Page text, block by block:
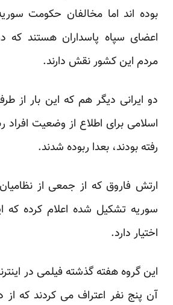
بوده اند اما مخالفان حکومت
اعضای سپاه پاسداران هستند که
مردم این کشور نقش دارند.
دو ایرانی دیگر هم که این بار
اسلامی برای اطلاع از وضعیت
رفته بودند، بعدا ربوده شدند.
ارتش فاروق که از جمعی از
سوریه تشکیل شده اعلام کرده که
اختیار دارد.
این گروه هفته گذشته فیلمی در
آن پنج نفر اعتراف می کردند که از